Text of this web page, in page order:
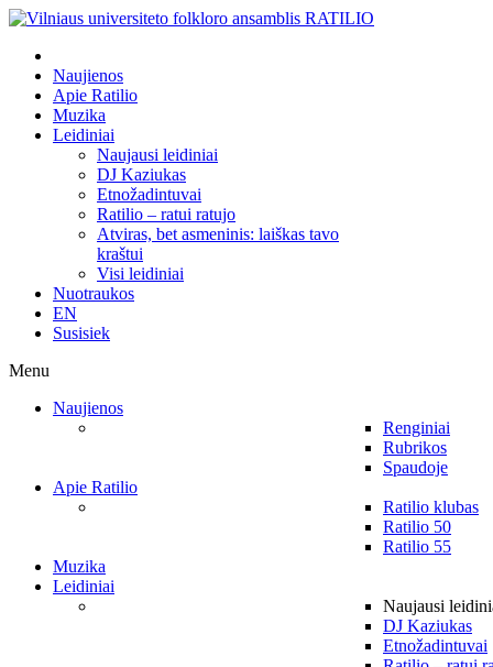
Naujienos
Apie Ratilio
Muzika
Leidiniai
Naujausi leidiniai
DJ Kaziukas
Etnožadintuvai
Ratilio – ratui ratujo
Atviras, bet asmeninis: laiškas tavo
kraštui
Visi leidiniai
Nuotraukos
EN
Susisiek
Menu
Naujienos
Renginiai
Rubrikos
Spaudoje
Apie Ratilio
Ratilio klubas
Ratilio 50
Ratilio 55
Muzika
Leidiniai
Naujausi
DJ Kaziukas
Etnožadintuvai